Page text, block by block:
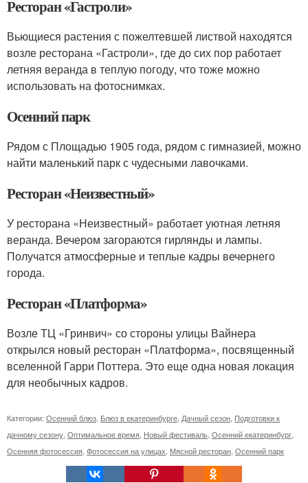
Ресторан «Гастроли»
Вьющиеся растения с пожелтевшей листвой находятся
возле ресторана «Гастроли», где до сих пор работает
летняя веранда в теплую погоду, что тоже можно
использовать на фотоснимках.
Осенний парк
Рядом с Площадью 1905 года, рядом с гимназией, можно
найти маленький парк с чудесными лавочками.
Ресторан «Неизвестный»
У ресторана «Неизвестный» работает уютная летняя
веранда. Вечером загораются гирлянды и лампы.
Получатся атмосферные и теплые кадры вечернего
города.
Ресторан «Платформа»
Возле ТЦ «Гринвич» со стороны улицы Вайнера
открылся новый ресторан «Платформа», посвященный
вселенной Гарри Поттера. Это еще одна новая локация
для необычных кадров.
Категории: Осенний блюз, Блюз в екатеринбурге, Дачный сезон, Подготовки к
дачному сезону, Оптимальное время, Новый фестиваль, Осенний екатеринбург,
Осенняя фотосессия, Фотосессия на улицах, Мясной ресторан, Осенний парк